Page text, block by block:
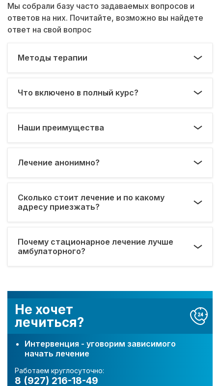
Не хочет
лечиться?
Интервенция - уговорим зависимого
начать лечение
Работаем круглосуточно:
8 (927) 216-18-49
Мы собрали базу часто задаваемых вопросов и
ответов на них. Почитайте, возможно вы найдете
ответ на свой вопрос
Методы терапии
Что включено в полный курс?
Наши преимущества
Лечение анонимно?
Сколько стоит лечение и по какому
адресу приезжать?
Почему стационарное лечение лучше
амбулаторного?